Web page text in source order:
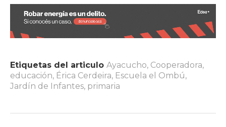
Etiquetas del articulo Ayacucho, Cooperadora,
educación, Érica Cerdeira, Escuela el Ombú,
Jardín de Infantes, primaria